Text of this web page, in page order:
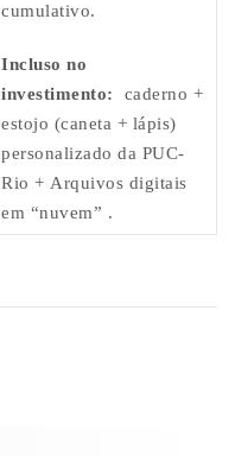
cumulativo.
Incluso no
investimento: caderno +
estojo (caneta + lápis)
personalizado da PUC-
Rio + Arquivos digitais
em “nuvem” .